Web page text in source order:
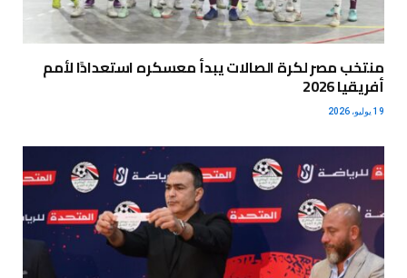
منتخب مصر لكرة الصالات يبدأ معسكره استعدادًا لأمم
أفريقيا 2026
19 يوليو، 2026